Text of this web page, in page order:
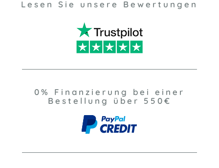
Lesen Sie unsere Bewertungen
0% Finanzierung bei einer
Bestellung über 550€